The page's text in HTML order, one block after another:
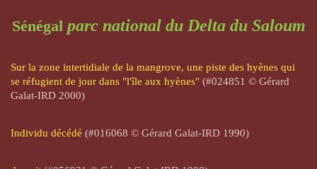
Sénégal parc national du Delta du Saloum
Sur la zone intertidiale de la mangrove, une piste des hyènes qui
se réfugient de jour dans "l'île aux hyènes" (#024851 © Gérard
Galat-IRD 2000)
Individu décédé (#016068 © Gérard Galat-IRD 1990)